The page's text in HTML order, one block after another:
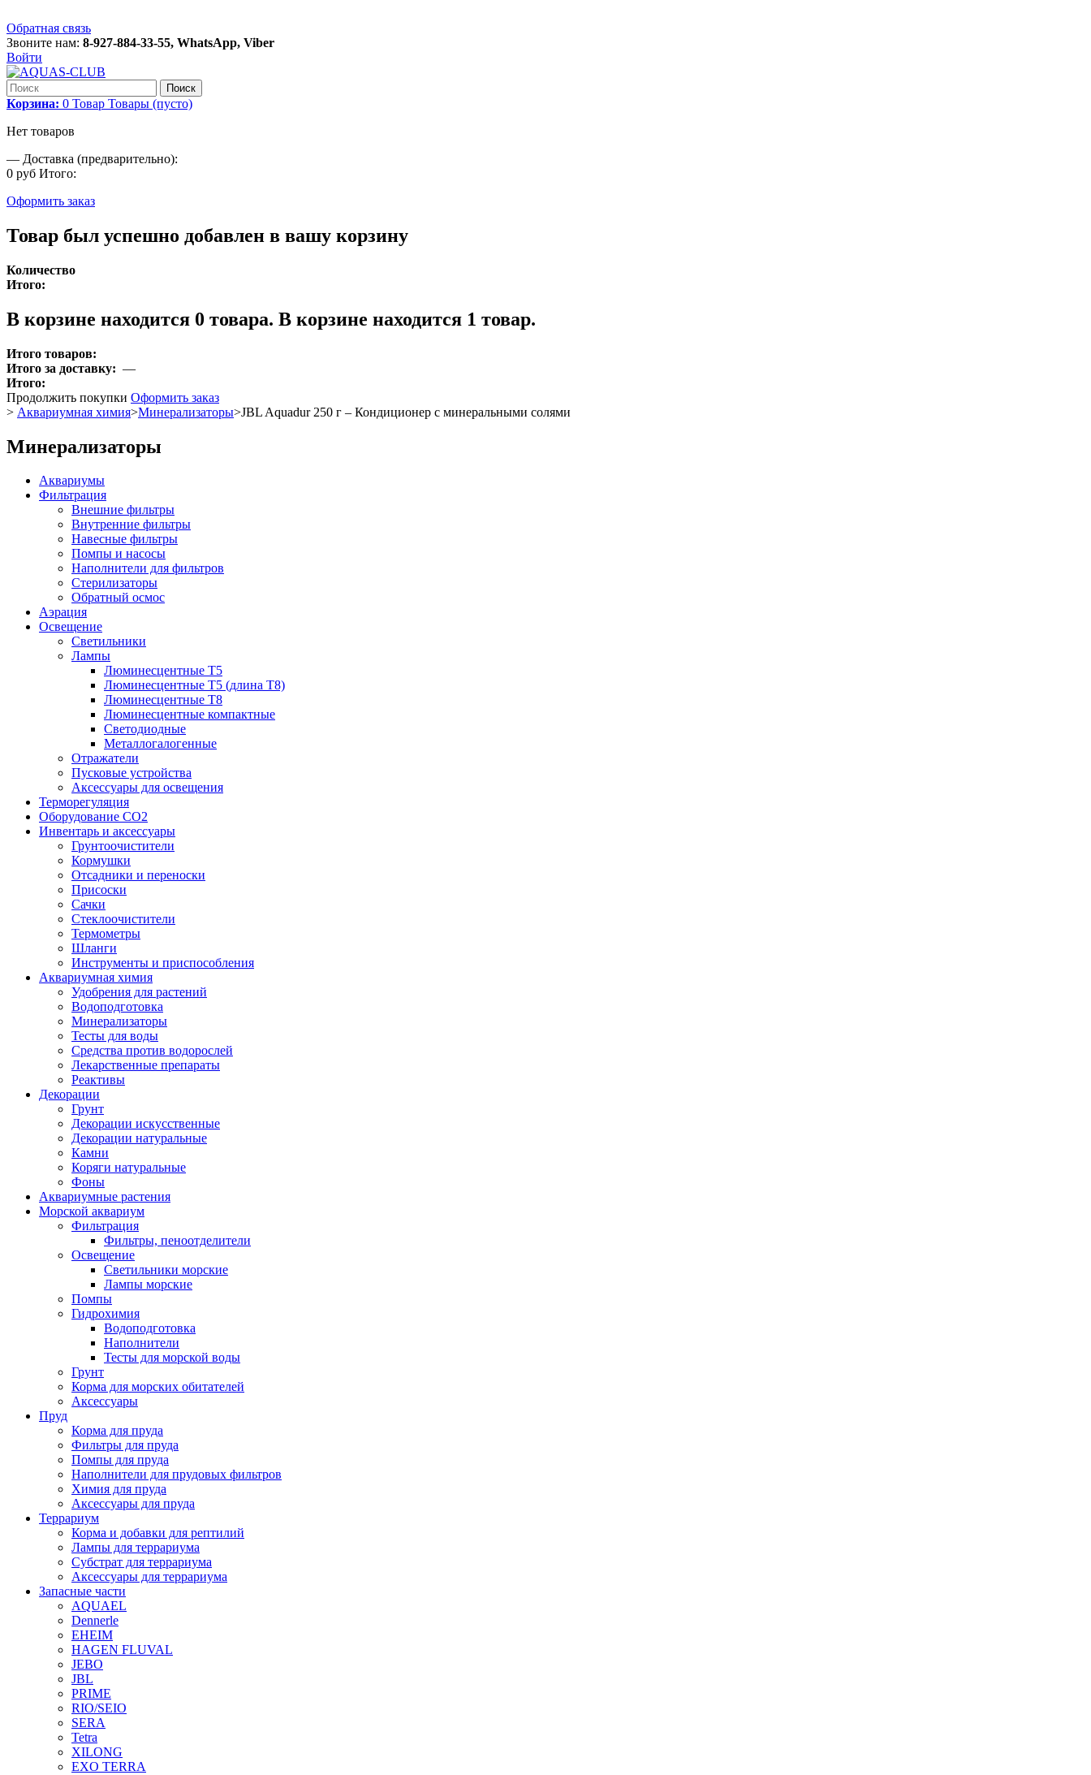
Обратная связь
Звоните нам: 8-927-884-33-55, WhatsApp, Viber
Войти
Поиск
Корзина: 0 Товар Товары (пусто)
Нет товаров
— Доставка (предварительно):
0 руб Итого:
Оформить заказ
Товар был успешно добавлен в вашу корзину
Количество
Итого:
В корзине находится 0 товара. В корзине находится 1 товар.
Итого товаров:
Итого за доставку: —
Итого:
Продолжить покупки Оформить заказ
> Аквариумная химия>Минерализаторы>JBL Aquadur 250 г – Кондиционер с минеральными солями
Минерализаторы
Аквариумы
Фильтрация
Внешние фильтры
Внутренние фильтры
Навесные фильтры
Помпы и насосы
Наполнители для фильтров
Стерилизаторы
Обратный осмос
Аэрация
Освещение
Светильники
Лампы
Люминесцентные T5
Люминесцентные T5 (длина T8)
Люминесцентные T8
Люминесцентные компактные
Светодиодные
Металлогалогенные
Отражатели
Пусковые устройства
Аксессуары для освещения
Терморегуляция
Оборудование CO2
Инвентарь и аксессуары
Грунтоочистители
Кормушки
Отсадники и переноски
Присоски
Сачки
Стеклоочистители
Термометры
Шланги
Инструменты и приспособления
Аквариумная химия
Удобрения для растений
Водоподготовка
Минерализаторы
Тесты для воды
Средства против водорослей
Лекарственные препараты
Реактивы
Декорации
Грунт
Декорации искусственные
Декорации натуральные
Камни
Коряги натуральные
Фоны
Аквариумные растения
Морской аквариум
Фильтрация
Фильтры, пеноотделители
Освещение
Светильники морские
Лампы морские
Помпы
Гидрохимия
Водоподготовка
Наполнители
Тесты для морской воды
Грунт
Корма для морских обитателей
Аксессуары
Пруд
Корма для пруда
Фильтры для пруда
Помпы для пруда
Наполнители для прудовых фильтров
Химия для пруда
Аксессуары для пруда
Террариум
Корма и добавки для рептилий
Лампы для террариума
Субстрат для террариума
Аксессуары для террариума
Запасные части
AQUAEL
Dennerle
EHEIM
HAGEN FLUVAL
JEBO
JBL
PRIME
RIO/SEIO
SERA
Tetra
XILONG
EXO TERRA